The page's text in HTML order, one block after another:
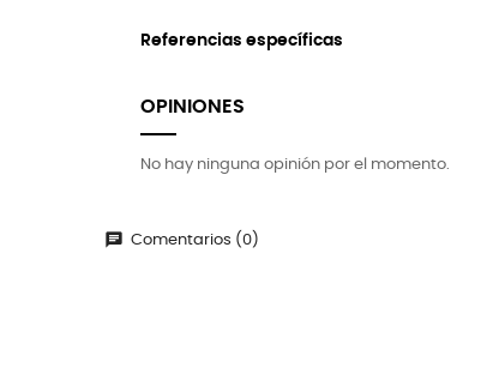
Referencias específicas
OPINIONES
No hay ninguna opinión por el momento.
Comentarios (0)